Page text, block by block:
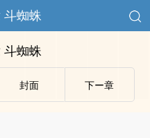
斗蜘蛛
斗蜘蛛
封面 下ー章